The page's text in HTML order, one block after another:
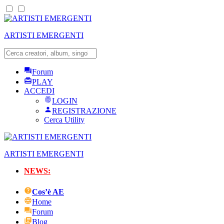
ARTISTI EMERGENTI
Forum
PLAY
ACCEDI
LOGIN
REGISTRAZIONE
Cerca Utility
ARTISTI EMERGENTI
NEWS:
Cos’è AE
Home
Forum
Blog